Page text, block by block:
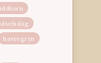
havregryn